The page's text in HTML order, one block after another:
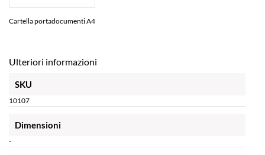
Cartella portadocumenti A4
Ulteriori informazioni
SKU
10107
Dimensioni
-